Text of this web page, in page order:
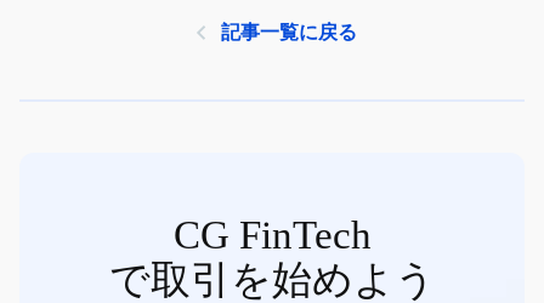
記事一覧に戻る
CG FinTech
で取引を始めよう